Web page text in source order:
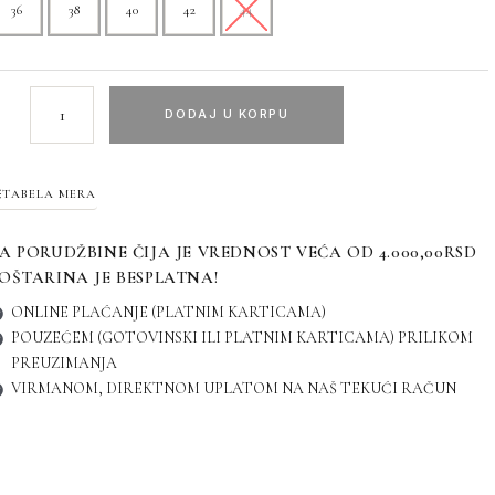
36 38 40 42 44
DODAJ U KORPU
TABELA MERA
PORUDŽBINE ČIJA JE VREDNOST VEĆA OD 4.000,00RSD
JE BESPLATNA!
ONLINE PLAĆANJE (PLATNIM KARTICAMA)
POUZEĆEM (GOTOVINSKI ILI PLATNIM KARTICAMA) PRILIKOM
PREUZIMANJA
VIRMANOM, DIREKTNOM UPLATOM NA NAŠ TEKUĆI RAČUN